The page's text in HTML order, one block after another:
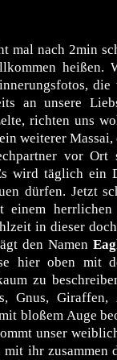
mal nach 2min
heißen.
an unsere
richten uns
weiterer
vor
wird täglich ein
dürfen. Jetzt
einem
in dieser
den Namen
hier oben mit
zu
Gnus,
bloßem Auge
unser
ihr zusammen